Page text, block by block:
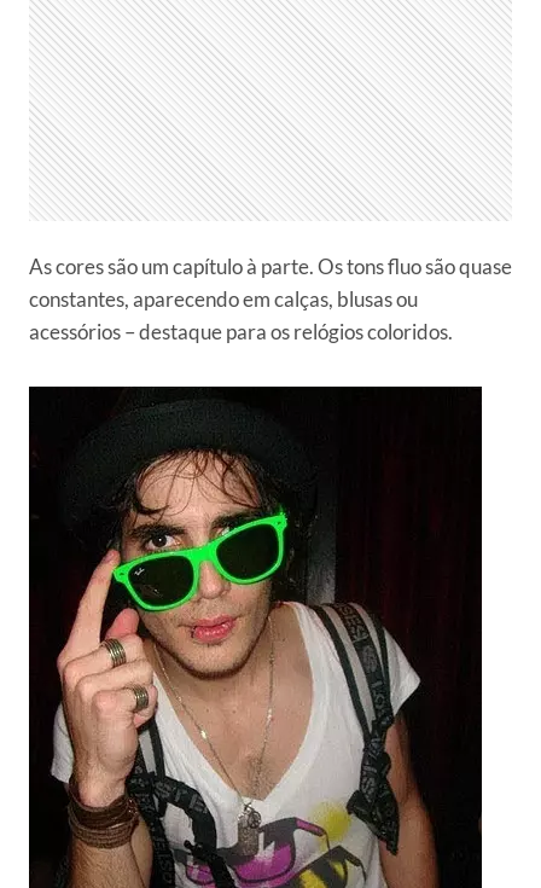
As cores são um capítulo à parte. Os tons fluo são quase
constantes, aparecendo em calças, blusas ou
acessórios – destaque para os relógios coloridos.